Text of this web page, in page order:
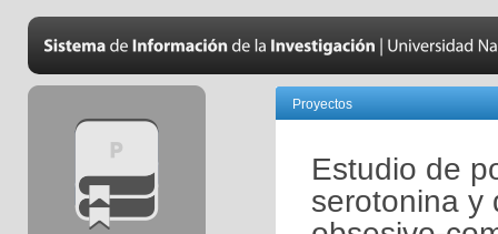
Proyectos
Estudio de
serotonina y